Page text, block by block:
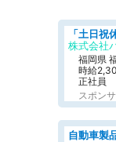
株式会社
福岡県
時給
正社員
スポン